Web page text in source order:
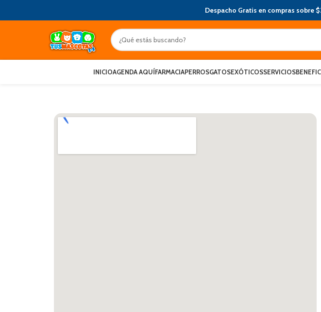
Despacho Gratis en compras sobre
INICIOAGENDA AQUÍFARMACIAPERROSGATOSEXÓTICOSSERVICIOS